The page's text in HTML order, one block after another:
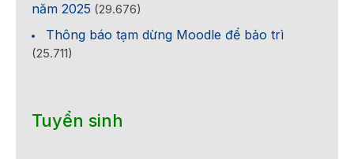
năm 2025 (29.676)
Thông báo tạm dừng Moodle để bảo trì
(25.711)
Tuyển sinh